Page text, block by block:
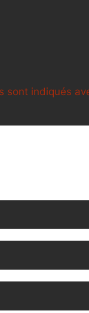
sont indiqués